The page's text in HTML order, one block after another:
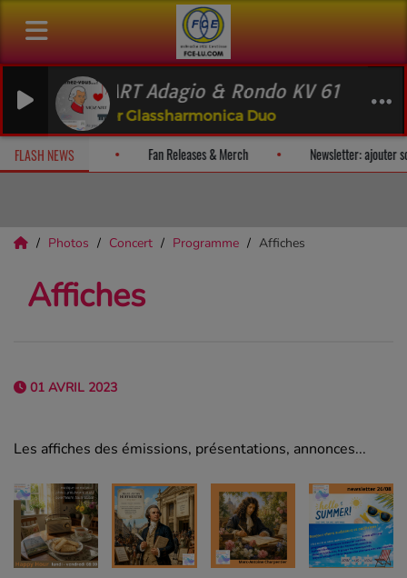
Adagio & Rondo KV 617
Glassharmonica Duo
FLASH NEWS
nous) plaisir et recevez un album-surprise! Fan Releases & Merch
Photos Concert Programme Affiches
Affiches
01 AVRIL 2023
Les affiches des émissions, présentations, annonces...